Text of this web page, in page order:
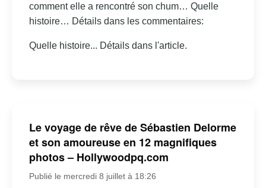
comment elle a rencontré son chum… Quelle
histoire… Détails dans les commentaires:
Quelle histoire... Détails dans l'article.
Le voyage de rêve de Sébastien Delorme
et son amoureuse en 12 magnifiques
photos – Hollywoodpq.com
Publié le mercredi 8 juillet à 18:26